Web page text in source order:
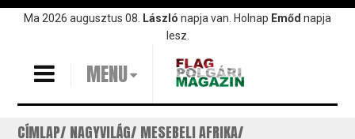
UgrásMa 2026 augusztus 08. László napja van. Holnap Emőd napja
lesz.
MENU
CÍMLAP NAGYVILÁG MESEBELI AFRIKA